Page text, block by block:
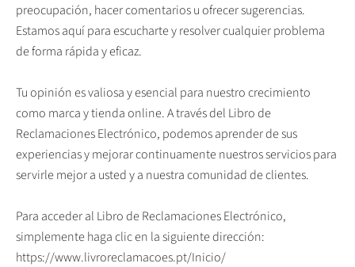
preocupación, hacer comentarios u ofrecer sugerencias.
Estamos aquí para escucharte y resolver cualquier problema
de forma rápida y eficaz.
Tu opinión es valiosa y esencial para nuestro crecimiento
como marca y tienda online. A través del Libro de
Reclamaciones Electrónico, podemos aprender de sus
experiencias y mejorar continuamente nuestros servicios para
servirle mejor a usted y a nuestra comunidad de clientes.
Para acceder al Libro de Reclamaciones Electrónico,
simplemente haga clic en la siguiente dirección:
https://www.livroreclamacoes.pt/Inicio/